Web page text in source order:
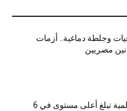
وجلطة دماغية.. أزمات
مصريين
أسعار القهوة العالمية تبلغ أعلى مستوى في 6